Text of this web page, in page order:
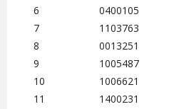
6
0400105
7
1103763
8
0013251
9
1005487
10
1006621
11
1400231